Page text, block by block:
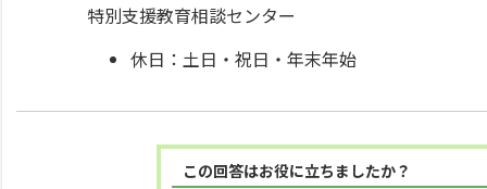
特別支援教育相談センター
休日：土日・祝日・年末年始
この回答はお役に立ちましたか？